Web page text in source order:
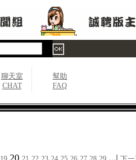
聊天室
CHAT
幫助
FAQ
20 ...|